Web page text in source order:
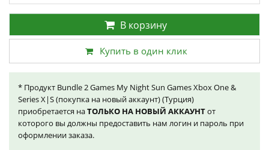
В корзину
Купить в один клик
* Продукт Bundle 2 Games My Night Sun Games Xbox One &
Series X|S (покупка на новый аккаунт) (Турция)
приобретается наТОЛЬКО НА НОВЫЙ АККАУНТот
которого вы должны предоставить нам логин и пароль при
оформлении заказа.